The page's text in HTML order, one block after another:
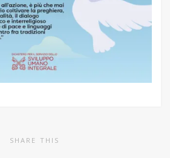
SHARE THIS